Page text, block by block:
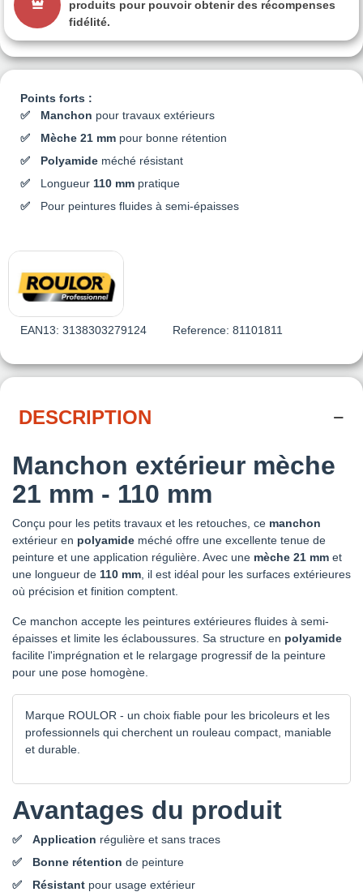
Points forts :
Manchon pour travaux extérieurs
Mèche 21 mm pour bonne rétention
Polyamide méché résistant
Longueur 110 mm pratique
Pour peintures fluides à semi-épaisses
EAN13: 3138303279124 Reference: 81101811
produits pour pouvoir obtenir des récompenses
fidélité.
DESCRIPTION
Manchon extérieur mèche
21 mm - 110 mm
Conçu pour les petits travaux et les retouches, ce manchon
extérieur en polyamide méché offre une excellente tenue de
peinture et une application régulière. Avec une mèche 21 mm et
une longueur de 110 mm , il est idéal pour les surfaces extérieures
où précision et finition comptent.
Ce manchon accepte les peintures extérieures fluides à semi-
épaisses et limite les éclaboussures. Sa structure en polyamide
facilite l'imprégnation et le relargage progressif de la peinture
pour une pose homogène.
Marque ROULOR - un choix fiable pour les bricoleurs et les
professionnels qui cherchent un rouleau compact, maniable
et durable.
Avantages du produit
Application régulière et sans traces
Bonne rétention de peinture
Résistant pour usage extérieur